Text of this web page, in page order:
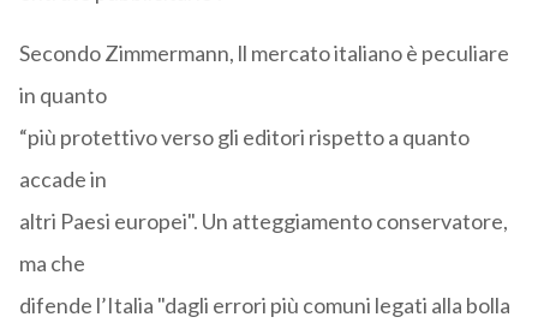
Secondo Zimmermann, ll mercato italiano è peculiare
in quanto
“più protettivo verso gli editori rispetto a quanto
accade in
altri Paesi europei". Un atteggiamento conservatore,
ma che
difende l’Italia "dagli errori più comuni legati alla bolla